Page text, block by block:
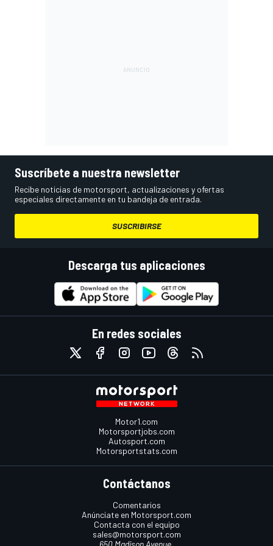
Suscríbete a nuestra newsletter
Recibe noticias de motorsport, actualizaciones y ofertas
especiales directamente en tu bandeja de entrada.
SUSCRIBIRSE
Descarga tus aplicaciones
En redes sociales
Motor1.com
Motorsportjobs.com
Autosport.com
Motorsportstats.com
Contáctanos
Comentarios
Anúnciate en Motorsport.com
Contacta con el equipo
sales@motorsport.com
650 Madison Avenue,